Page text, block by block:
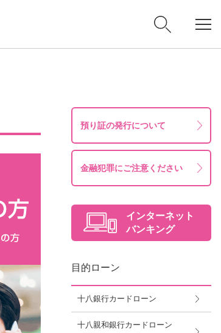
預り証の発行について
金融犯罪にご注意ください
インターネット
バンキング
目的ローン
十八銀行カードローン
十八親和銀行カードローン